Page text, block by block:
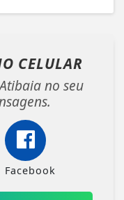
CELULAR
no seu
Facebook